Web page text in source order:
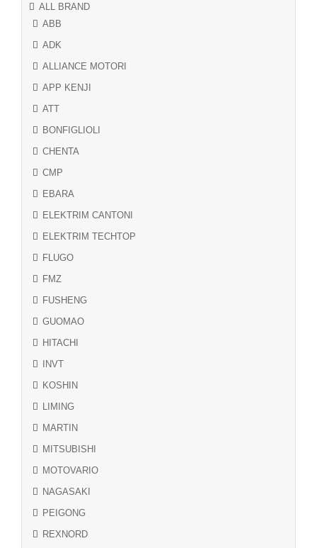
ALL BRAND
ABB
ADK
ALLIANCE MOTORI
APP KENJI
ATT
BONFIGLIOLI
CHENTA
CMP
EBARA
ELEKTRIM CANTONI
ELEKTRIM TECHTOP
FLUGO
FMZ
FUSHENG
GUOMAO
HITACHI
INVT
KOSHIN
LIMING
MARTIN
MITSUBISHI
MOTOVARIO
NAGASAKI
PEIGONG
REXNORD